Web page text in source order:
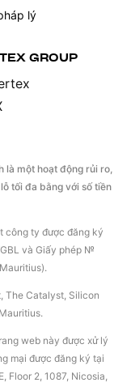
lý
GROUP
là một hoạt động rủi ro,
tối đa bằng với số tiền
công ty được đăng ký
và Giấy phép №
The Catalyst, Silicon
web này được xử lý
mại được đăng ký tại
Floor 2, 1087, Nicosia,